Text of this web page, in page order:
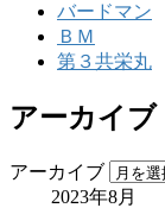
バードマン
ＢＭ
第３共栄丸
アーカイブ
アーカイブ
2023年8月